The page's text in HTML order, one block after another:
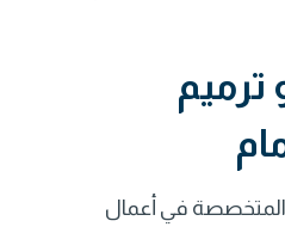
المتخصصة في أعمال